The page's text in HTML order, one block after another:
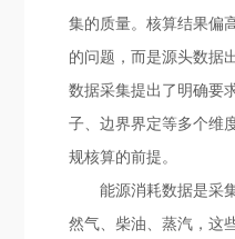
集的质量。核算结果偏
的问题，而是源头数据
数据采集提出了明确要
子、边界界定等多个维
规核算的前提。
能源消耗数据是采
然气、柴油、蒸汽，这